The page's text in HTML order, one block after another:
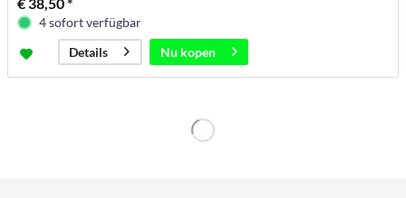
4 sofort verfügbar
Details
Nu kopen